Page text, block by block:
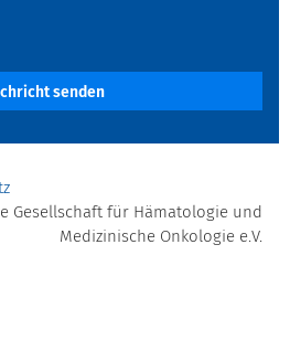
senden
Gesellschaft für Hämatologie und
Medizinische Onkologie e.V.